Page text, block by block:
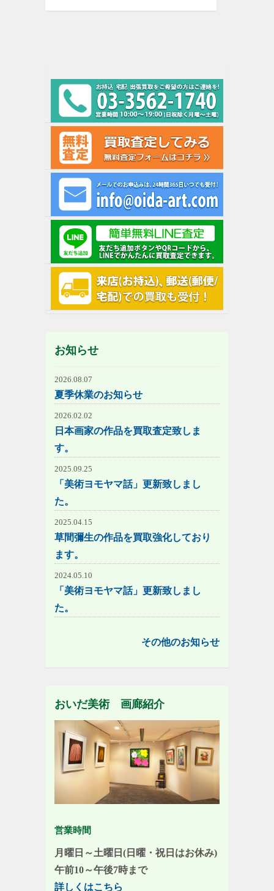
お知らせ
2026.08.07
夏季休業のお知らせ
2026.02.02
日本画家の作品を買取査定致しま
す。
2025.09.25
「美術ヨモヤマ話」更新致しまし
た。
2025.04.15
草間彌生の作品を買取強化しており
ます。
2024.05.10
「美術ヨモヤマ話」更新致しまし
た。
その他のお知らせ
おいだ美術 画廊紹介
営業時間
月曜日～土曜日(日曜・祝日はお休み)
午前10～午後7時まで
詳しくはこちら